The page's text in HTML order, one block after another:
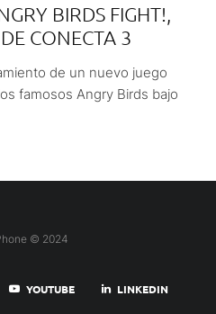
BIRDS FIGHT!,
CONECTA 3
de un nuevo juego
famosos Angry Birds bajo
© 2024
YOUTUBE LINKEDIN